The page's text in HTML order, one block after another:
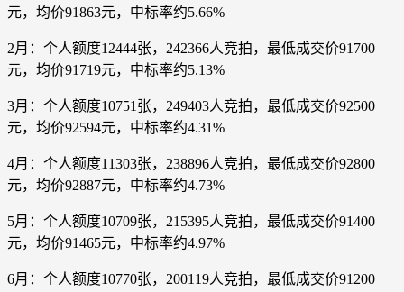
元，均价91863元，中标率约5.66%
2月：个人额度12444张，242366人竞拍，最低成交价91700
元，均价91719元，中标率约5.13%
3月：个人额度10751张，249403人竞拍，最低成交价92500
元，均价92594元，中标率约4.31%
4月：个人额度11303张，238896人竞拍，最低成交价92800
元，均价92887元，中标率约4.73%
5月：个人额度10709张，215395人竞拍，最低成交价91400
元，均价91465元，中标率约4.97%
6月：个人额度10770张，200119人竞拍，最低成交价91200